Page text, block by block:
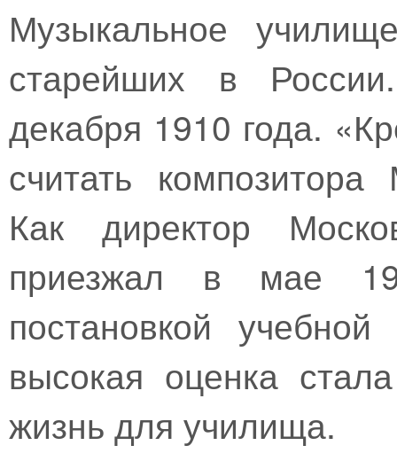
Музыкальное
старейших в
декабря 1910 года.
считать
Как директор
приезжал в мае
постановкой
высокая оценка
жизнь для училища.